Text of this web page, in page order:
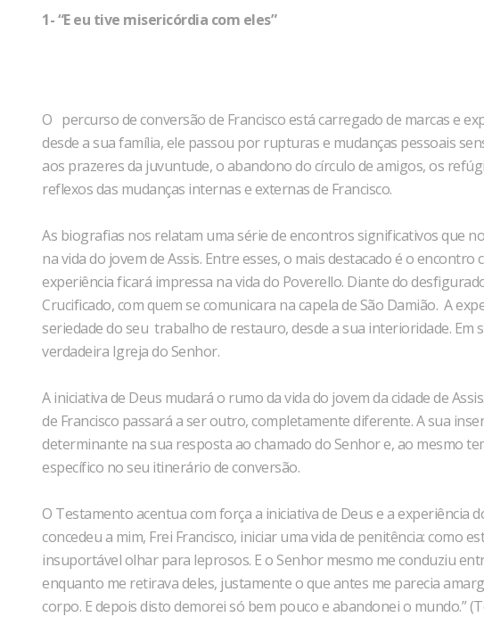
1- “E eu tive misericórdia com eles”
O percurso de conversão de Francisco está carregado de marcas e
desde a sua família, ele passou por rupturas e mudanças pessoais
aos prazeres da juvuntude, o abandono do círculo de amigos, os
reflexos das mudanças internas e externas de Francisco.
As biografias nos relatam uma série de encontros significativos que
na vida do jovem de Assis. Entre esses, o mais destacado é o
experiência ficará impressa na vida do Poverello. Diante do
Crucificado, com quem se comunicara na capela de São Damião. A
seriedade do seu trabalho de restauro, desde a sua interioridade.
verdadeira Igreja do Senhor.
A iniciativa de Deus mudará o rumo da vida do jovem da cidade de
de Francisco passará a ser outro, completamente diferente. A sua
determinante na sua resposta ao chamado do Senhor e, ao mesmo
específico no seu itinerário de conversão.
O Testamento acentua com força a iniciativa de Deus e a experiência
concedeu a mim, Frei Francisco, iniciar uma vida de penitência: como
insuportável olhar para leprosos. E o Senhor mesmo me conduziu
enquanto me retirava deles, justamente o que antes me parecia
corpo. E depois disto demorei só bem pouco e abandonei o mundo.”